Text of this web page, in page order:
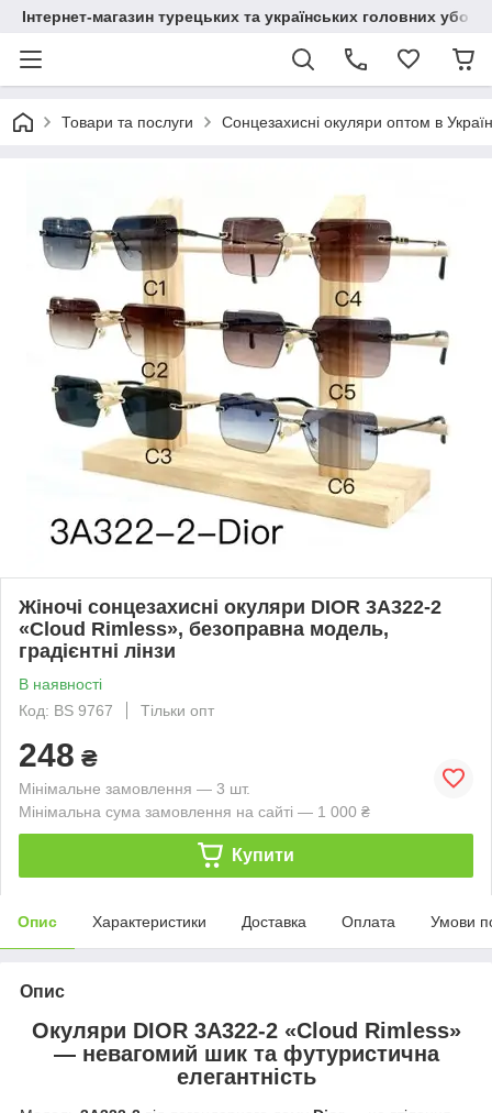
Інтернет-магазин турецьких та українських головних
Товари та послуги Сонцезахисні окуляри оптом в
Жіночі сонцезахисні окуляри DIOR 3A322-2
«Cloud Rimless», безоправна модель,
градієнтні лінзи
В наявності
Код: BS 9767
Тільки опт
248 ₴
Мінімальне замовлення — 3 шт.
Мінімальна сума замовлення на сайті — 1 000 ₴
Купити
Опис Характеристики Доставка Оплата Умови
Опис
Окуляри DIOR 3A322-2 «Cloud Rimless»
— невагомий шик та футуристична
елегантність